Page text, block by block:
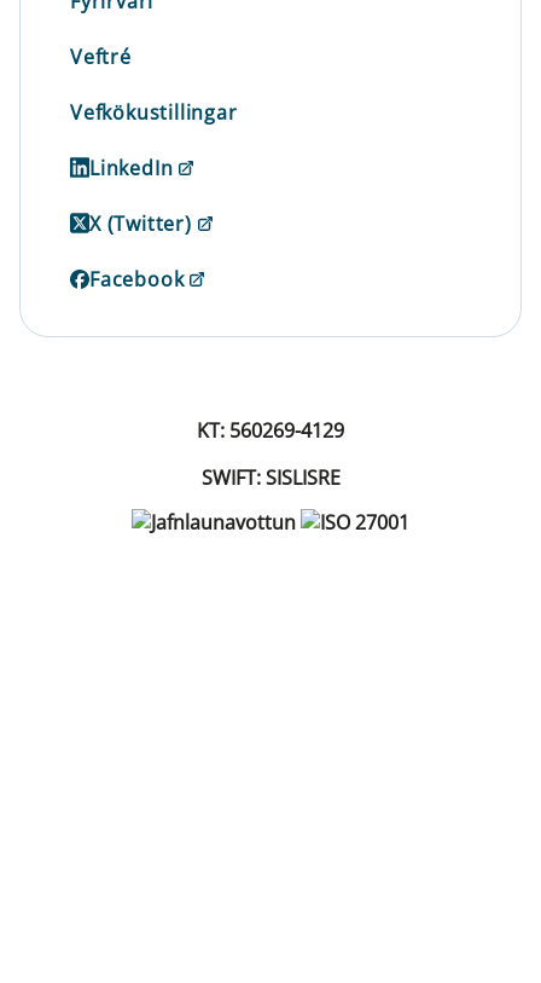
Veftré
Vefkökustillingar
LinkedIn
X (Twitter)
Facebook
KT: 560269-4129
SWIFT: SISLISRE